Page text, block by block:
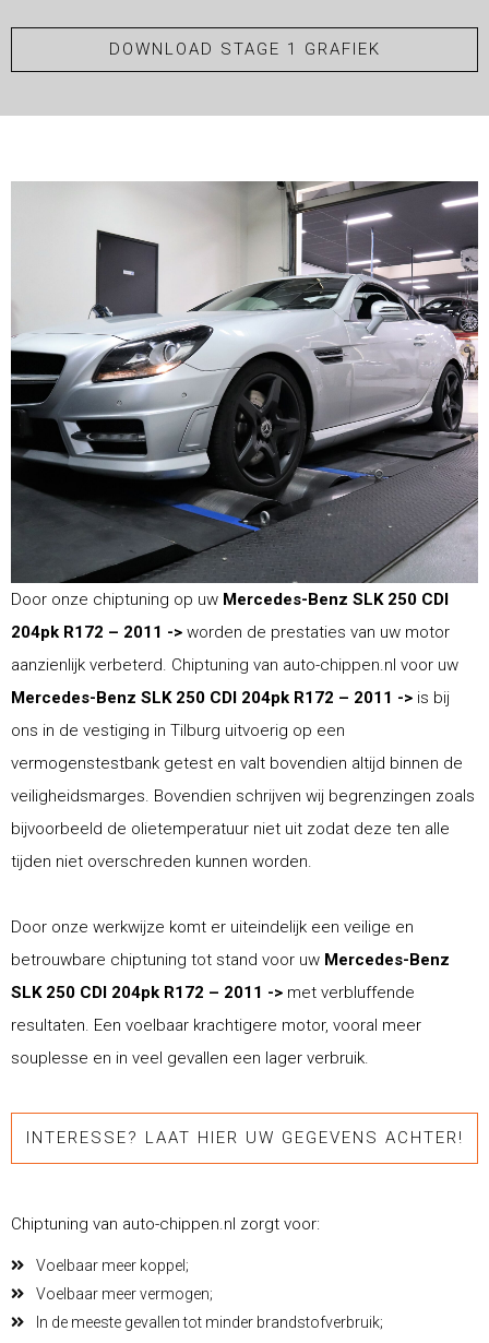
DOWNLOAD STAGE 1 GRAFIEK
Door onze chiptuning op uw Mercedes-Benz SLK 250 CDI
204pk R172 – 2011 -> worden de prestaties van uw motor
aanzienlijk verbeterd. Chiptuning van auto-chippen.nl voor uw
Mercedes-Benz SLK 250 CDI 204pk R172 – 2011 -> is bij
ons in de vestiging in Tilburg uitvoerig op een
vermogenstestbank getest en valt bovendien altijd binnen de
veiligheidsmarges. Bovendien schrijven wij begrenzingen zoals
bijvoorbeeld de olietemperatuur niet uit zodat deze ten alle
tijden niet overschreden kunnen worden.
Door onze werkwijze komt er uiteindelijk een veilige en
betrouwbare chiptuning tot stand voor uw Mercedes-Benz
SLK 250 CDI 204pk R172 – 2011 -> met verbluffende
resultaten. Een voelbaar krachtigere motor, vooral meer
souplesse en in veel gevallen een lager verbruik.
INTERESSE? LAAT HIER UW GEGEVENS ACHTER!
Chiptuning van auto-chippen.nl zorgt voor:
Voelbaar meer koppel;
Voelbaar meer vermogen;
In de meeste gevallen tot minder brandstofverbruik;